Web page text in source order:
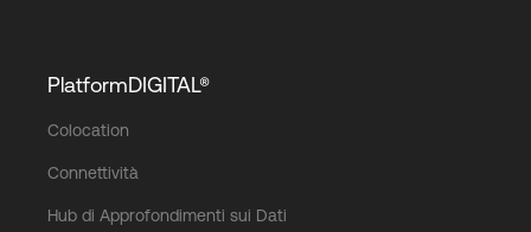
PlatformDIGITAL®
Colocation
Connettività
Hub di Approfondimenti sui Dati